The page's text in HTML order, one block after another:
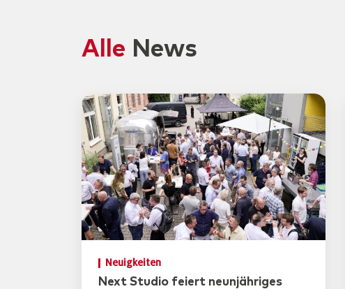
Alle News
Neuigkeiten
Next Studio feiert neunjähriges